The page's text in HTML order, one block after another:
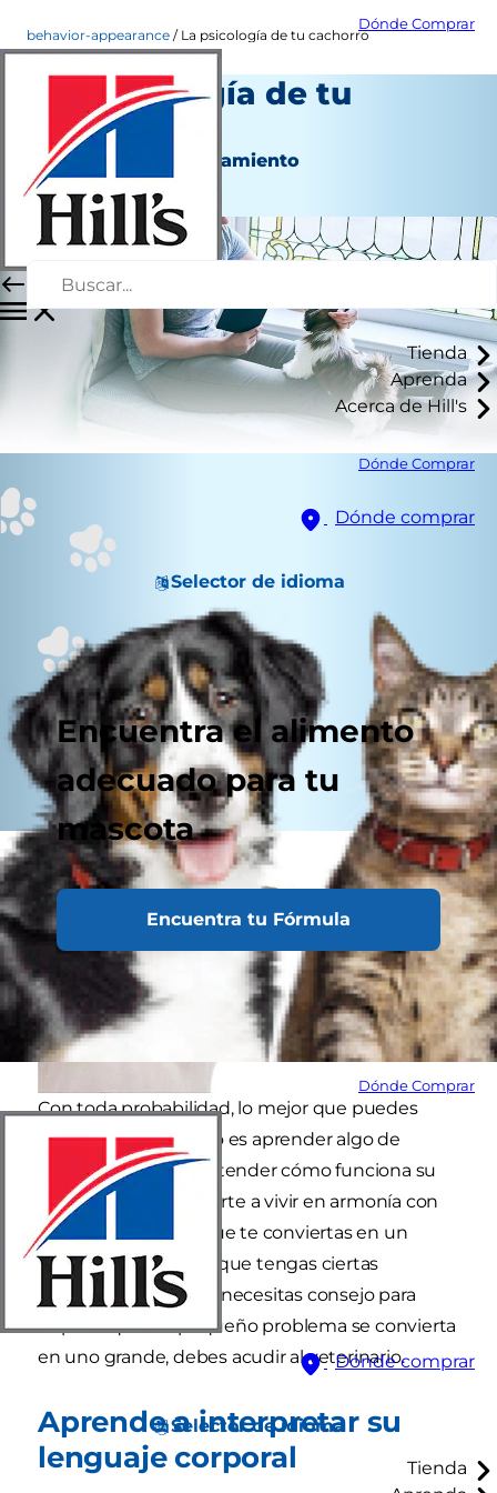
Dónde Comprar
Tienda
Aprenda
Acerca de Hill's
Dónde Comprar
Dónde comprar
Selector de idioma
Encuentra el alimento
adecuado para tu
mascota
Encuentra tu Fórmula
Dónde Comprar
Dónde comprar
Selector de idioma
Tienda
behavior-appearance La psicología de tu cachorro
La psicología de tu
cachorro
Aspecto y comportamiento
Autor del personal
Con toda probabilidad, lo mejor que puedes
hacer por tu cachorro es aprender algo de
psicología canina. Entender cómo funciona su
mente puede ayudarte a vivir en armonía con
él. No es necesario que te conviertas en un
experto, bastará con que tengas ciertas
nociones. Además, si necesitas consejo para
impedir que un pequeño problema se convierta
en uno grande, debes acudir al veterinario.
Aprende a interpretar su
lenguaje corporal